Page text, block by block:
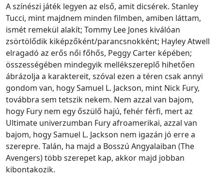
A színészi játék legyen az első, amit dicsérek. Stanley
Tucci, mint majdnem minden filmben, amiben láttam,
ismét remekül alakít; Tommy Lee Jones kiválóan
zsörtölődik kiképzőként/parancsnokként; Hayley Atwell
elragadó az erős női főhős, Peggy Carter képében;
összességében mindegyik mellékszereplő hihetően
ábrázolja a karaktereit, szóval ezen a téren csak annyi
gondom van, hogy Samuel L. Jackson, mint Nick Fury,
továbbra sem tetszik nekem. Nem azzal van bajom,
hogy Fury nem egy őszülő hajú, fehér férfi, mert az
Ultimate univerzumban Fury afroamerikai, azzal van
bajom, hogy Samuel L. Jackson nem igazán jó erre a
szerepre. Talán, ha majd a Bosszú Angyalaiban (The
Avengers) több szerepet kap, akkor majd jobban
kibontakozik.